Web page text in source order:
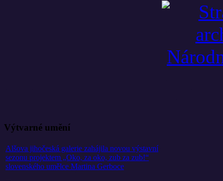
Výtvarné umění
Alšova jihočeská galerie zahájila novou výstavní
sezonu projektem „Oko, za oko, zub za zub!“
slovenského umělce Martina Gerboce